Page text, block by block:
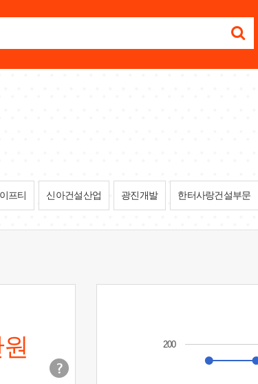
프티 신아건설산업 광진개발 한터사랑건설부문
200